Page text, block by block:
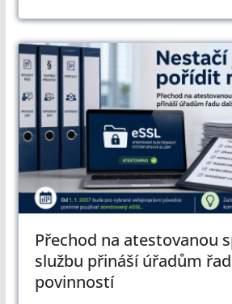
Přechod na atestovanou
službu přináší úřadům
povinností